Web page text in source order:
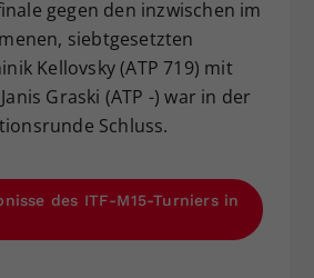
gegen den inzwischen im
siebtgesetzten
Kellovsky (ATP 719) mit
Graski (ATP -) war in der
Schluss.
des ITF-M15-Turniers in